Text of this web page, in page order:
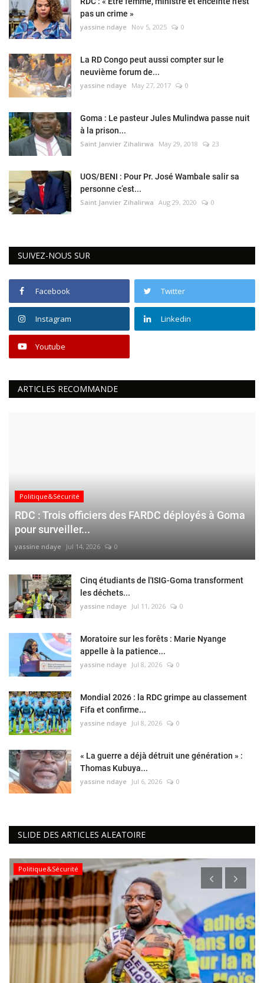
pas un crime »
yassine ndaye Nov 5, 2025 0
La RD Congo peut aussi compter sur le
neuvième forum de...
yassine ndaye May 27, 2017 0
Goma : Le pasteur Jules Mulindwa passe nuit
à la prison...
Saint Janvier Zihalirwa May 29, 2018 23
UOS/BENI : Pour Pr. José Wambale salir sa
personne c’est...
Saint Janvier Zihalirwa Aug 29, 2020 0
SUIVEZ-NOUS SUR
Facebook Twitter
Instagram Linkedin
Youtube
ARTICLES RECOMMANDE
Politique&Sécurité
RDC : Trois officiers des FARDC déployés à Goma
pour surveiller...
yassine ndaye Jul 14, 2026 0
Cinq étudiants de l'ISIG-Goma transforment
les déchets...
yassine ndaye Jul 11, 2026 0
Moratoire sur les forêts : Marie Nyange
appelle à la patience...
yassine ndaye Jul 8, 2026 0
Mondial 2026 : la RDC grimpe au classement
Fifa et confirme...
yassine ndaye Jul 8, 2026 0
« La guerre a déjà détruit une génération » :
Thomas Kubuya...
yassine ndaye Jul 6, 2026 0
SLIDE DES ARTICLES ALEATOIRE
Politique&Sécurité